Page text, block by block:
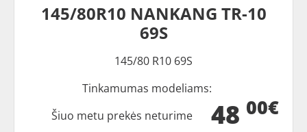
145/80R10 NANKANG TR-10
69S
145/80 R10 69S
Tinkamumas modeliams:
48 00€
Šiuo metu prekės neturime